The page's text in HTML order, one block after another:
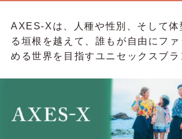
AXES-Xは、人種や性別、そして体
る垣根を越えて、誰もが自由にフ
める世界を目指すユニセックスブラ